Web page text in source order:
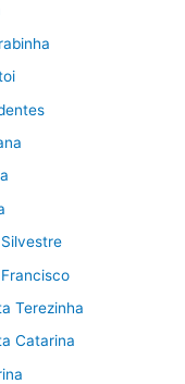
Terezinha
Catarina